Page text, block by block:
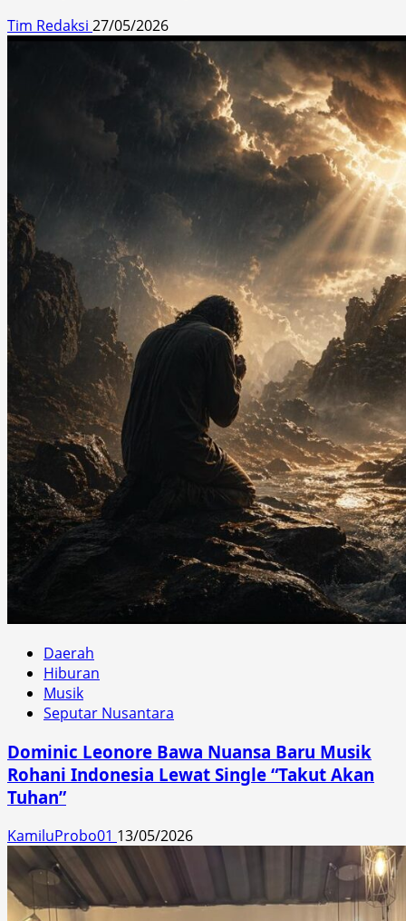
Tim Redaksi 27/05/2026
Daerah
Hiburan
Musik
Seputar Nusantara
Dominic Leonore Bawa Nuansa Baru Musik
Rohani Indonesia Lewat Single “Takut Akan
Tuhan”
KamiluProbo01 13/05/2026